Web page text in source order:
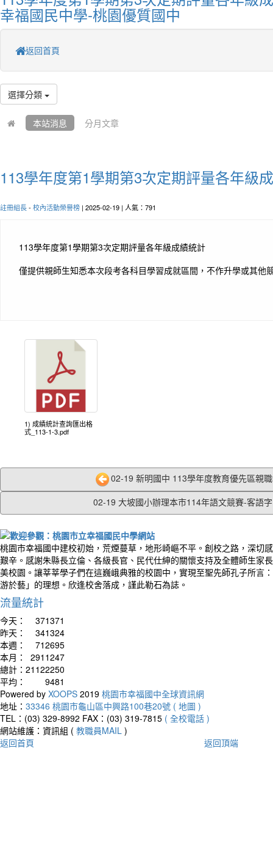
幸福國民中學-桃園優質國中
返回首頁
選擇分類
本站消息 分月文章
113學年度第1學期第3次定期評量各年級
註冊組長- 校內活動榮譽榜 | 2025-02-19 | 人氣：791
113學年度第1學期第3次定期評量各年級成績統計
僅提供親師生知悉本次段考各科目學習成就區間，不作升學或其他
1) 成績統計查詢匯出格
式_113-1-3.pdf
02-19 新明國中 113學年度教育優先區親
02-19 大坡國小辦理本市114年語文競賽-客語
桃園市幸福國中建校初始，荒煙蔓草，地形崎嶇不平。創校之路，深切
艱辛。感謝朱縣長立倫、各級長官、民代仕紳的關懷支持及全體師生家
美校園。讓莘莘學子們在這巍峨典雅的校園中，實現至聖先師孔子所言
游於藝」的理想。欣逢校舍落成，謹此勒石為誌。
流量統計
今天：
371371
昨天：
341324
本週：
712695
本月：
2911247
總計： 21122250
平均：
9481
Powered by XOOPS 2019 桃園市幸福國中全球資訊網
地址： 33346 桃園市龜山區中興路100巷20號 ( 地圖 )
TEL：(03) 329-8992 FAX：(03) 319-7815 ( 全校電話 )
網站維護：資訊組 ( 教職員MAIL )
返回首頁
返回頂端